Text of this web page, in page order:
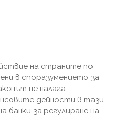
на страните по
в споразумението за
не налага
дейности в тази
банки за регулиране на